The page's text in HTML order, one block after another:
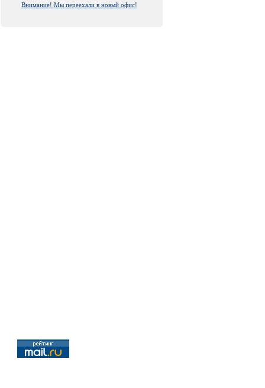
Внимание! Мы переехали в новый офис!